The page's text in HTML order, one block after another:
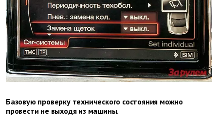
Базовую проверку технического состояния можно
провести не выходя из машины.